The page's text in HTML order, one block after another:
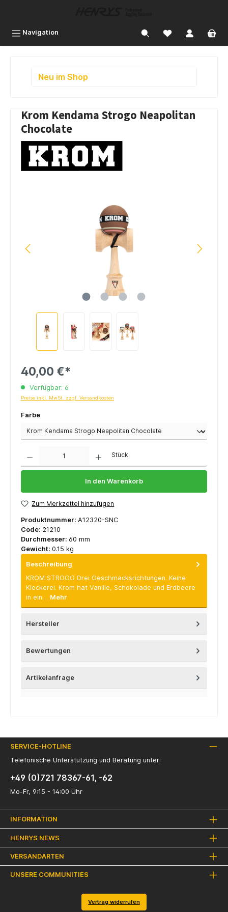
Navigation
Neu im Shop
Krom Kendama Strogo Neapolitan
Chocolate
40,00 €*
Verfügbar: 6
Preise inkl. MwSt. zzgl. Versandkosten
Farbe
Stück
In den Warenkorb
Zum Merkzettel hinzufügen
Produktnummer: A12320-SNC
Code: 21210
Durchmesser: 60 mm
Gewicht: 0.15 kg
Beschreibung
KROM STROGO Drei Geschmacksrichtungen. Keine
Kleckerei. Krom hat Vanille, Schokolade und Erdbeere
in ein… Mehr
Hersteller
Bewertungen
Artikelanfrage
SERVICE-HOTLINE
Telefonische Unterstützung und Beratung unter:
+49 (0)721 78367-61, -62
Mo-Fr, 9:15 - 14:00 Uhr
INFORMATION
HENRYS NEWS
VERSANDARTEN
UNSERE COMMUNITIES
Vertrag widerrufen